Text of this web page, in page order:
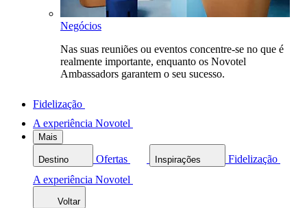
Negócios
Nas suas reuniões ou eventos concentre-se no que é
realmente importante, enquanto os Novotel
Ambassadors garantem o seu sucesso.
Fidelização
A experiência Novotel
Mais
Destino Ofertas Inspirações
Fidelização
A experiência Novotel
Voltar